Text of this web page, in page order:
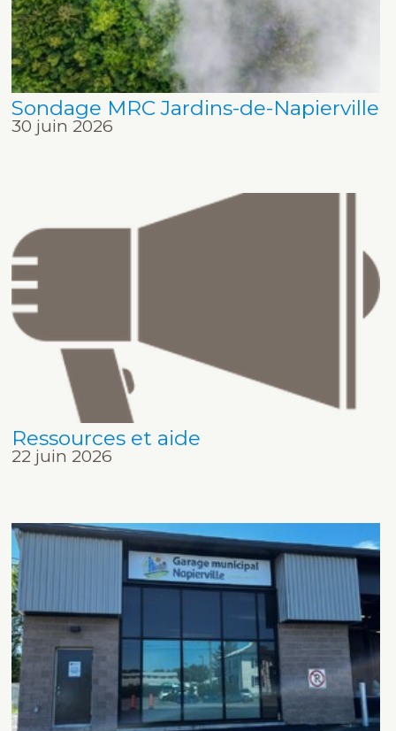
Sondage MRC Jardins-de-Napierville
30 juin 2026
Ressources et aide
22 juin 2026